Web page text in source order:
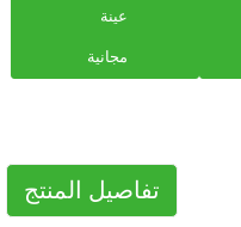
عينة
مجانية
تفاصيل المنتج